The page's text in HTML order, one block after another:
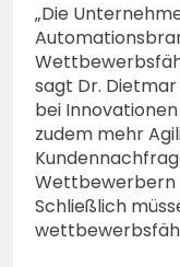
„Die
sagt Dr.
bei
zudem mehr
Wettbewerbern
Schließlich